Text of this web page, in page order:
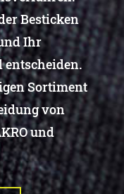
Besticken
Ihr
Sortiment
von
und